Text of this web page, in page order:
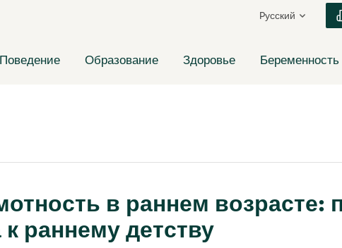
Pусский
Поведение Образование Здоровье Беременность
в раннем возрасте:
раннему детству